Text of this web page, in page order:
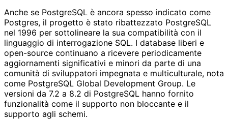
Anche se PostgreSQL è ancora spesso indicato come
Postgres, il progetto è stato ribattezzato PostgreSQL
nel 1996 per sottolineare la sua compatibilità con il
linguaggio di interrogazione SQL. I database liberi e
open-source continuano a ricevere periodicamente
aggiornamenti significativi e minori da parte di una
comunità di sviluppatori impegnata e multiculturale, nota
come PostgreSQL Global Development Group. Le
versioni da 7.2 a 8.2 di PostgreSQL hanno fornito
funzionalità come il supporto non bloccante e il
supporto agli schemi.